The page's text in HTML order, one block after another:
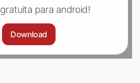
gratuita para android!
Download